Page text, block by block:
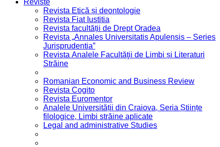
Reviste
Revista Etică și deontologie
Revista Fiat Iustitia
Revista facultății de Drept Oradea
Revista „Annales Universitatis Apulensis – Series
Jurisprudentia”
Revista Analele Facultăţii de Limbi și Literaturi
Străine
Romanian Economic and Business Review
Revista Cogito
Revista Euromentor
Analele Universității din Craiova, Seria Științe
filologice, Limbi străine aplicate
Legal and administrative Studies